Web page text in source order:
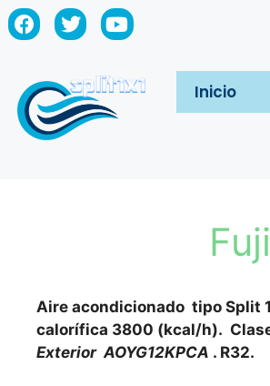
Inicio
Aire acondicionado tipo Split
calorífica 3800 (kcal/h).
Exterior AOYG12KPCA . R32.